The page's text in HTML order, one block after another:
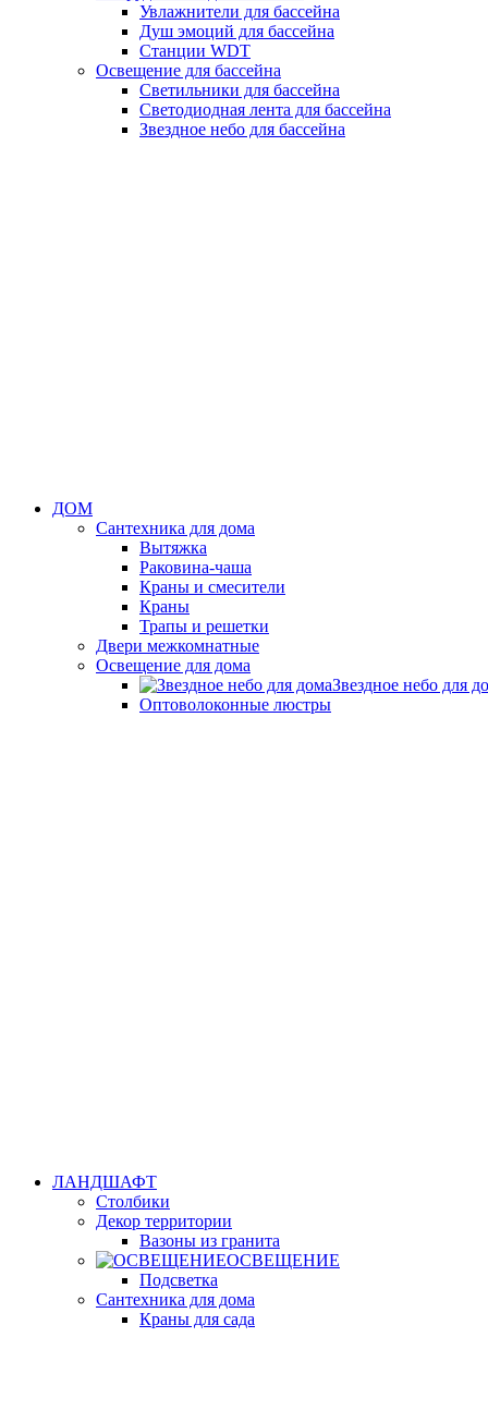
Увлажнители для бассейна
Душ эмоций для бассейна
Станции WDT
Освещение для бассейна
Светильники для бассейна
Светодиодная лента для бассейна
Звездное небо для бассейна
ДОМ
Сантехника для дома
Вытяжка
Раковина-чаша
Краны и смесители
Краны
Трапы и решетки
Двери межкомнатные
Освещение для дома
Звездное небо для
Оптоволоконные люстры
ЛАНДШАФТ
Столбики
Декор территории
Вазоны из гранита
ОСВЕЩЕНИЕ
Подсветка
Сантехника для дома
Краны для сада